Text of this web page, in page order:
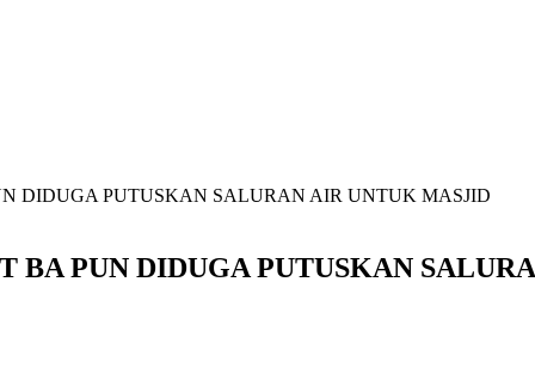
DIDUGA PUTUSKAN SALURAN AIR UNTUK MASJID
BA PUN DIDUGA PUTUSKAN